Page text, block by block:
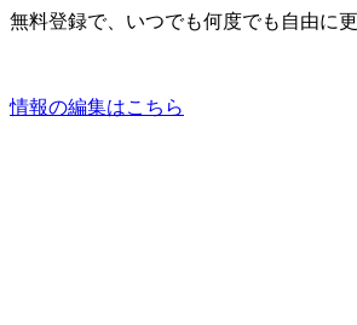
無料登録で、いつでも何度でも自由に
情報の編集はこちら